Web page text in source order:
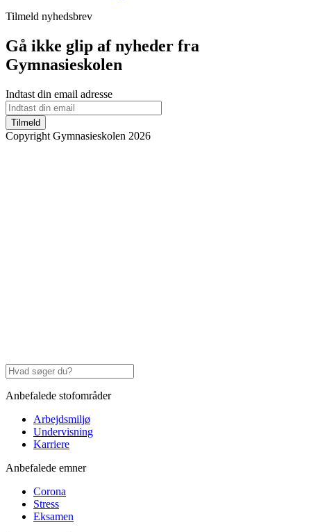
Tilmeld nyhedsbrev
Gå ikke glip af nyheder fra
Gymnasieskolen
Indtast din email adresse
Tilmeld
Copyright Gymnasieskolen 2026
Anbefalede stofområder
Arbejdsmiljø
Undervisning
Karriere
Anbefalede emner
Corona
Stress
Eksamen